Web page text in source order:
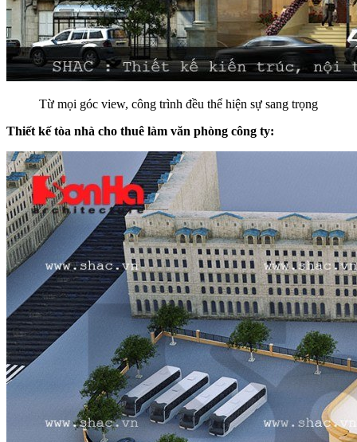
Từ mọi góc view, công trình đều thể hiện sự sang trọng
Thiết kế tòa nhà cho thuê làm văn phòng công ty: